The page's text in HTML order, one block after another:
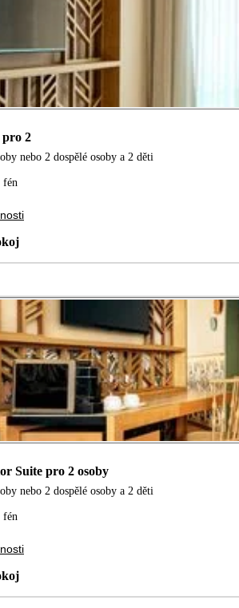
pro 2
nebo 2 dospělé osoby a 2 děti
fén
Suite pro 2 osoby
nebo 2 dospělé osoby a 2 děti
fén